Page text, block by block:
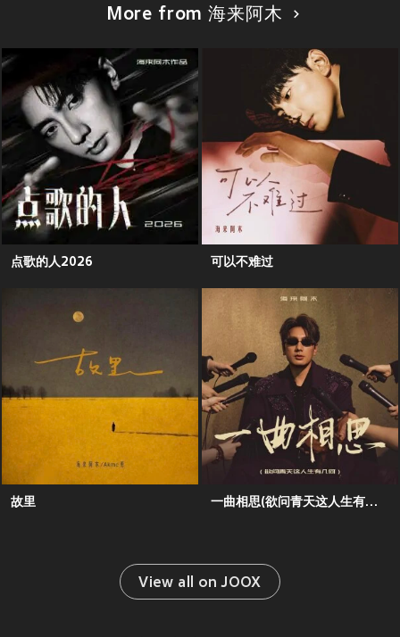
More from 海来阿木
点歌的人2026 可以不难过
故里 一曲相思(欲问青天这人生有几何)
View all on JOOX